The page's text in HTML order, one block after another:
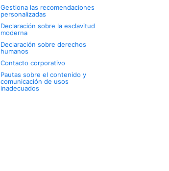
Gestiona las recomendaciones
personalizadas
Declaración sobre la esclavitud
moderna
Declaración sobre derechos
humanos
Contacto corporativo
Pautas sobre el contenido y
comunicación de usos
inadecuados